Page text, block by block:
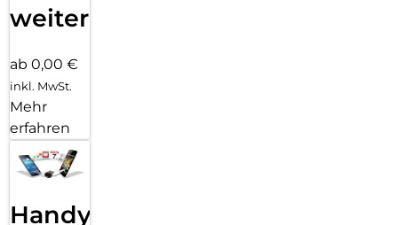
weiter
ab 0,00 €
inkl. MwSt.
Mehr
erfahren
Handy